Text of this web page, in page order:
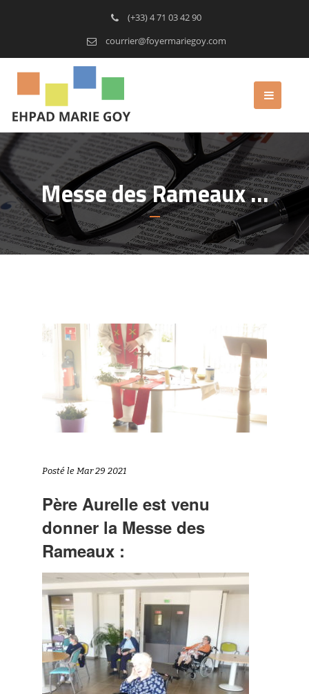
(+33) 4 71 03 42 90
courrier@foyermariegoy.com
Messe des Rameaux …
Posté le Mar 29 2021
Père Aurelle est venu
donner la Messe des
Rameaux :